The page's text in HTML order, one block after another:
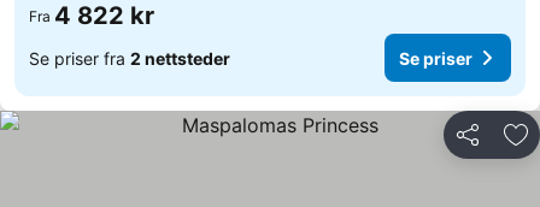
Fra 4 822 kr
Se priser fra 2 nettsteder Se priser
Del